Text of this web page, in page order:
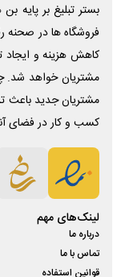
بستر تبلیغ بر پایه
فروشگاه ها در صحنه
کاهش هزینه و
مشتریان خواهد
مشتریان جدید باعث
کسب و کار در فضای
لینک‌های مهم
درباره ما
تماس با ما
قوانین استفاده